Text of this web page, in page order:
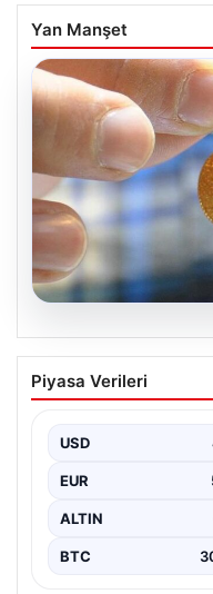
Yan Manşet
06.08.2026
Altın fiyatları
fiyatları ne
fiyatları
Piyasa Verileri
USD
EUR
ALTIN
BTC